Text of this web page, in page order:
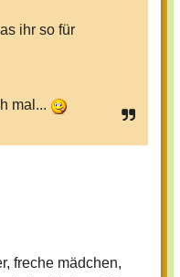
ihr so für
mal...
freche mädchen,